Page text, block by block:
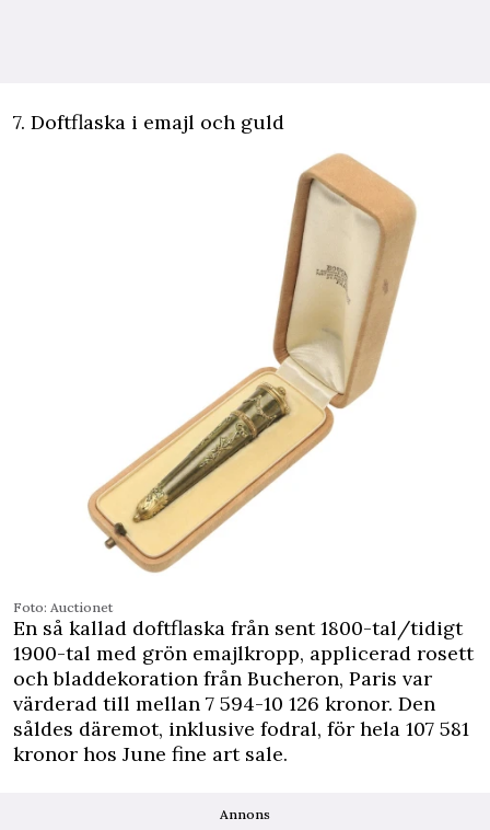
7. Doftflaska i emajl och guld
Foto: Auctionet
En så kallad doftflaska från sent 1800-tal/tidigt
1900-tal med grön emajlkropp, applicerad rosett
och bladdekoration från Bucheron, Paris var
värderad till mellan 7 594-10 126 kronor. Den
såldes däremot, inklusive fodral, för hela 107 581
kronor hos June fine art sale.
Annons